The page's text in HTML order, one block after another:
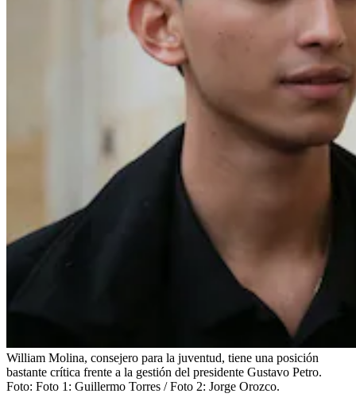
William Molina, consejero para la juventud, tiene una posición
bastante crítica frente a la gestión del presidente Gustavo Petro.
Foto: Foto 1: Guillermo Torres / Foto 2: Jorge Orozco.